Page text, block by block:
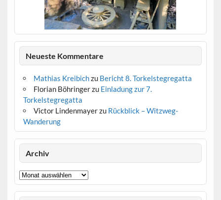
IMG_2388
IMG_2383
IMG_2386
IMG_2387
IMG_2382
IMG_2379
IMG_2378
IMG_2376
IMG_2374
IMG_2373
IMG_2372
IMG_2371
IMG_2369
IMG_2368
Neueste Kommentare
Mathias Kreibichzu Bericht 8. Torkelstegregatta
Florian Böhringerzu Einladung zur 7.
Torkelstegregatta
Victor Lindenmayerzu Rückblick – Witzweg-
Wanderung
Archiv
Archiv